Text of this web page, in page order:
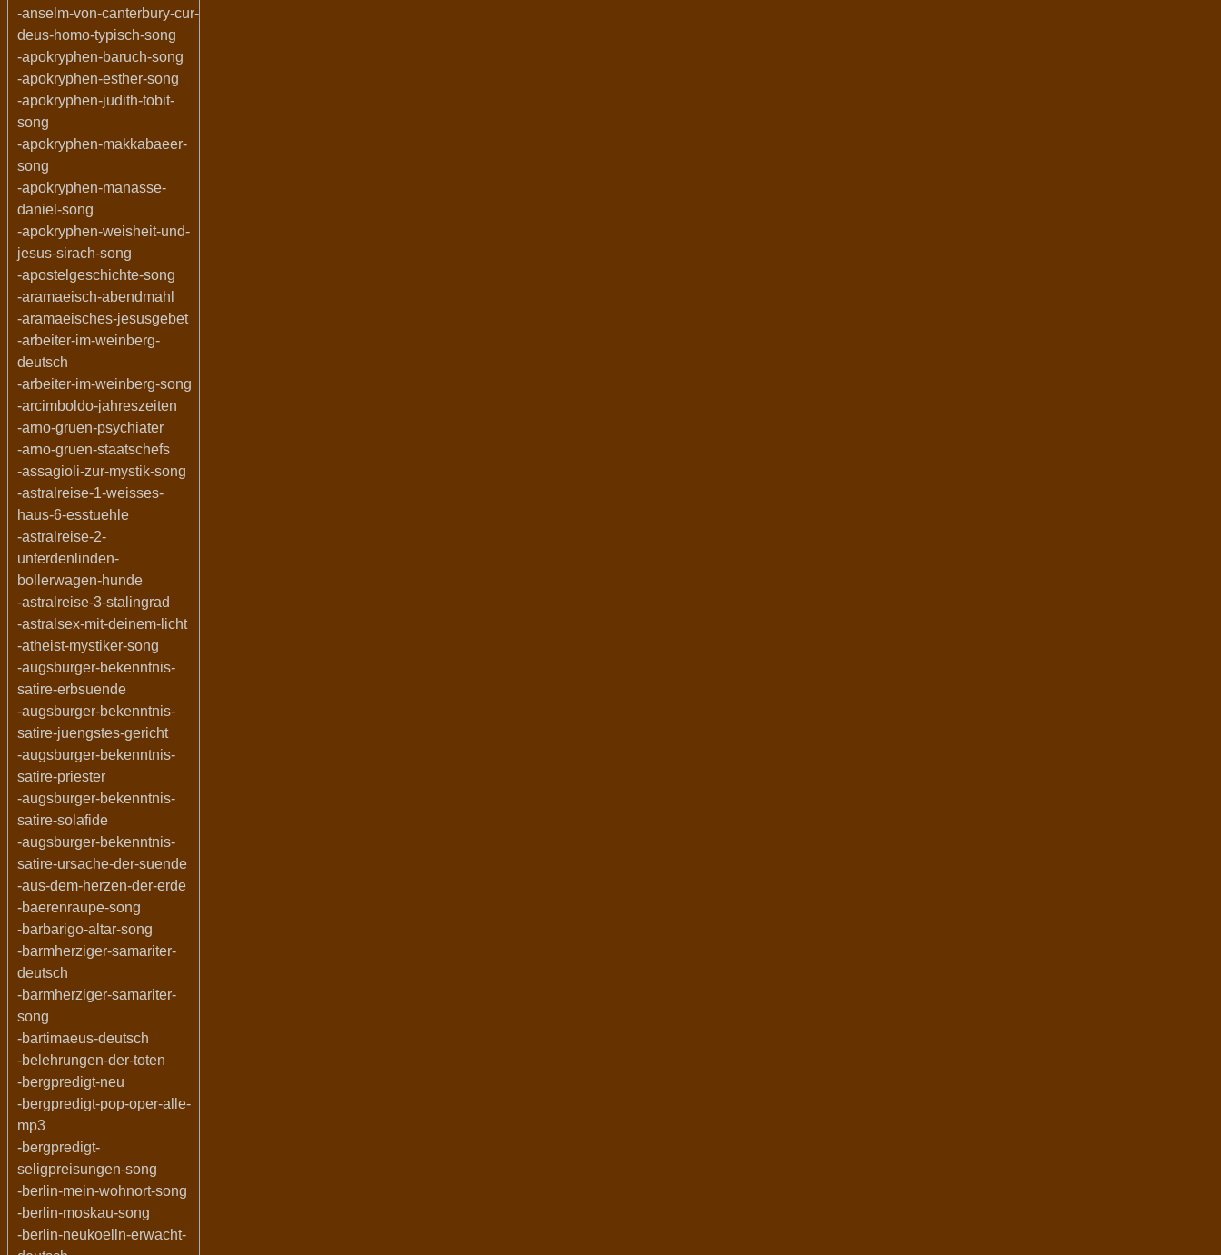
-anselm-von-canterbury-cur-
deus-homo-typisch-song
-apokryphen-baruch-song
-apokryphen-esther-song
-apokryphen-judith-tobit-
song
-apokryphen-makkabaeer-
song
-apokryphen-manasse-
daniel-song
-apokryphen-weisheit-und-
jesus-sirach-song
-apostelgeschichte-song
-aramaeisch-abendmahl
-aramaeisches-jesusgebet
-arbeiter-im-weinberg-
deutsch
-arbeiter-im-weinberg-song
-arcimboldo-jahreszeiten
-arno-gruen-psychiater
-arno-gruen-staatschefs
-assagioli-zur-mystik-song
-astralreise-1-weisses-
haus-6-esstuehle
-astralreise-2-
unterdenlinden-
bollerwagen-hunde
-astralreise-3-stalingrad
-astralsex-mit-deinem-licht
-atheist-mystiker-song
-augsburger-bekenntnis-
satire-erbsuende
-augsburger-bekenntnis-
satire-juengstes-gericht
-augsburger-bekenntnis-
satire-priester
-augsburger-bekenntnis-
satire-solafide
-augsburger-bekenntnis-
satire-ursache-der-suende
-aus-dem-herzen-der-erde
-baerenraupe-song
-barbarigo-altar-song
-barmherziger-samariter-
deutsch
-barmherziger-samariter-
song
-bartimaeus-deutsch
-belehrungen-der-toten
-bergpredigt-neu
-bergpredigt-pop-oper-alle-
mp3
-bergpredigt-
seligpreisungen-song
-berlin-mein-wohnort-song
-berlin-moskau-song
-berlin-neukoelln-erwacht-